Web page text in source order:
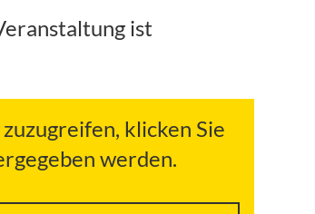
ist
klicken Sie
werden.